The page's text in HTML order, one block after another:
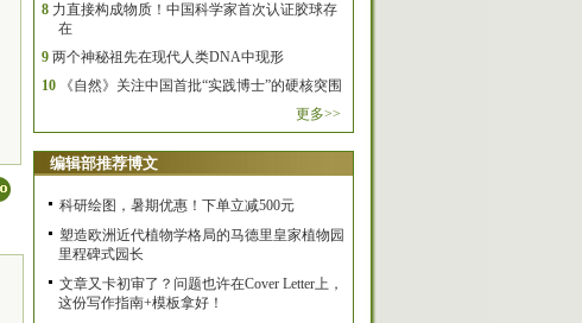
8 力直接构成物质！中国科学家首次认证胶球存
在
9 两个神秘祖先在现代人类DNA中现形
10
《自然》关注中国首批“实践博士”的硬核突围
更多>>
编辑部推荐博文
科研绘图，暑期优惠！下单立减500元
塑造欧洲近代植物学格局的马德里皇家植物园
里程碑式园长
文章又卡初审了？问题也许在Cover Letter上，
这份写作指南+模板拿好！